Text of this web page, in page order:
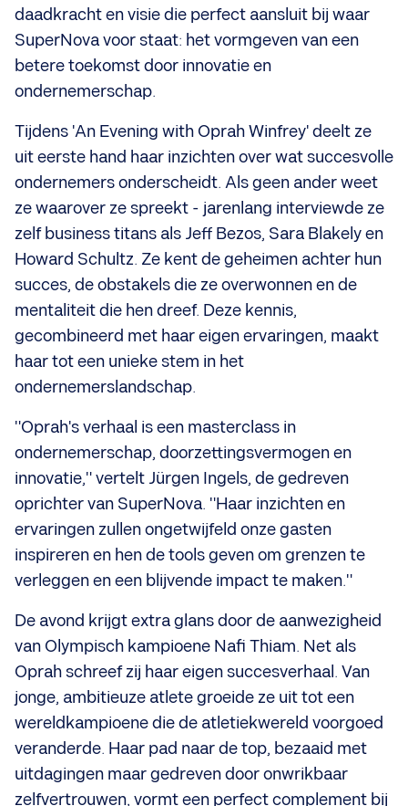
daadkracht en visie die perfect aansluit bij waar
SuperNova voor staat: het vormgeven van een
betere toekomst door innovatie en
ondernemerschap.
Tijdens 'An Evening with Oprah Winfrey' deelt ze
uit eerste hand haar inzichten over wat succesvolle
ondernemers onderscheidt. Als geen ander weet
ze waarover ze spreekt - jarenlang interviewde ze
zelf business titans als Jeff Bezos, Sara Blakely en
Howard Schultz. Ze kent de geheimen achter hun
succes, de obstakels die ze overwonnen en de
mentaliteit die hen dreef. Deze kennis,
gecombineerd met haar eigen ervaringen, maakt
haar tot een unieke stem in het
ondernemerslandschap.
"Oprah's verhaal is een masterclass in
ondernemerschap, doorzettingsvermogen en
innovatie," vertelt Jürgen Ingels, de gedreven
oprichter van SuperNova. "Haar inzichten en
ervaringen zullen ongetwijfeld onze gasten
inspireren en hen de tools geven om grenzen te
verleggen en een blijvende impact te maken."
De avond krijgt extra glans door de aanwezigheid
van Olympisch kampioene Nafi Thiam. Net als
Oprah schreef zij haar eigen succesverhaal. Van
jonge, ambitieuze atlete groeide ze uit tot een
wereldkampioene die de atletiekwereld voorgoed
veranderde. Haar pad naar de top, bezaaid met
uitdagingen maar gedreven door onwrikbaar
zelfvertrouwen, vormt een perfect complement bij